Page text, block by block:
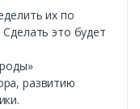
их по
это будет
развитию